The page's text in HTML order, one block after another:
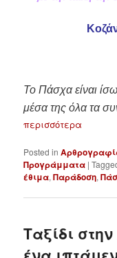
Το Πάσχα είναι
μέσα της όλα τα
περισσότερα
Posted in
Προγράμματα |
έθιμα,Παράδοση,
Ταξίδι